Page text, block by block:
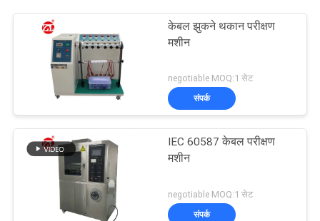
केबल झुकने थकान परीक्षण
मशीन
negotiable MOQ:1 सेट
संपर्क
IEC 60587 केबल परीक्षण
मशीन
negotiable MOQ:1 सेट
संपर्क